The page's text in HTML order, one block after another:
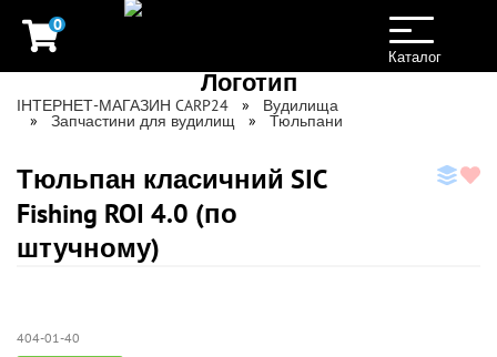
0
Toggle
navigation
Каталог
ІНТЕРНЕТ-МАГАЗИН CARP24 Вудилища
Запчастини для вудилищ Тюльпани
Тюльпан класичний SIC
Fishing ROI 4.0 (по
штучному)
404-01-40